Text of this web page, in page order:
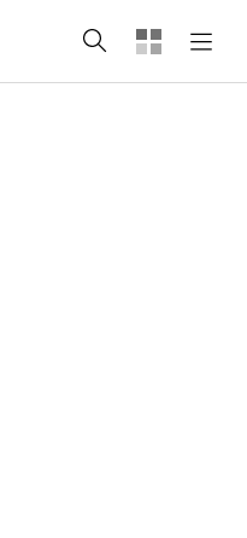
Keresés